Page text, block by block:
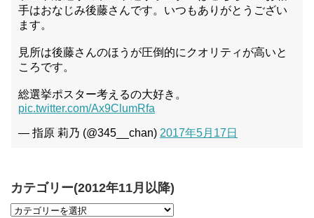
手はおなじみ後藤さんです。いつもありがとうござい
ます。
見所は後藤さんのほうが圧倒的にクオリティが高いと
ころです。
総選挙ポスター考えるの大好き。
pic.twitter.com/Ax9ClumRfa
— 指原 莉乃 (@345__chan) 2017年5月17日
カテゴリー(2012年11月以降)